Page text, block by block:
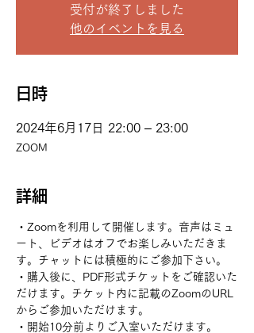
受付が終了しました
他のイベントを見る
日時
2024年6月17日 22:00 – 23:00
ZOOM
詳細
・Zoomを利用して開催します。音声はミュ
ート、ビデオはオフでお楽しみいただきま
す。チャットには積極的にご参加下さい。
・購入後に、PDF形式チケットをご確認いた
だけます。チケット内に記載のZoomのURL
からご参加いただけます。
・開始10分前よりご入室いただけます。